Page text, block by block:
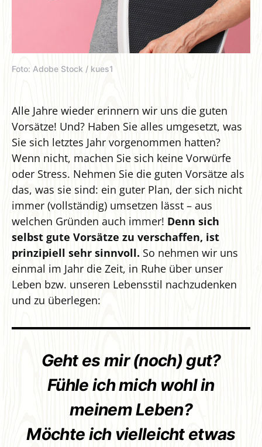
Foto: Adobe Stock / kues1
Alle Jahre wieder erinnern wir uns die guten
Vorsätze! Und? Haben Sie alles umgesetzt, was
Sie sich letztes Jahr vorgenommen hatten?
Wenn nicht, machen Sie sich keine Vorwürfe
oder Stress. Nehmen Sie die guten Vorsätze als
das, was sie sind: ein guter Plan, der sich nicht
immer (vollständig) umsetzen lässt – aus
welchen Gründen auch immer! Denn sich
selbst gute Vorsätze zu verschaffen, ist
prinzipiell sehr sinnvoll. So nehmen wir uns
einmal im Jahr die Zeit, in Ruhe über unser
Leben bzw. unseren Lebensstil nachzudenken
und zu überlegen:
Geht es mir (noch) gut?
Fühle ich mich wohl in
meinem Leben?
Möchte ich vielleicht etwas